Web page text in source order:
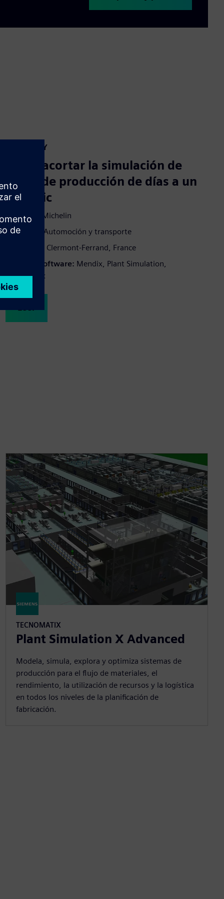
CASE STUDY
Cómo acortar la simulación de
flujos de producción de días a un
solo clic
Empresa:
Michelin
Industria:
Automoción y transporte
Clermont-Ferrand, France
Siemens Software: Mendix, Plant Simulation,
Tecnomatix
TECNOMATIX
Plant Simulation X Advanced
Modela, simula, explora y optimiza sistemas de
producción para el flujo de materiales, el
rendimiento, la utilización de recursos y la logística
en todos los niveles de la planificación de
fabricación.